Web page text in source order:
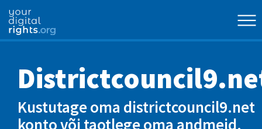
Kustutage oma districtcouncil9.net
konto või taotlege oma andmeid.